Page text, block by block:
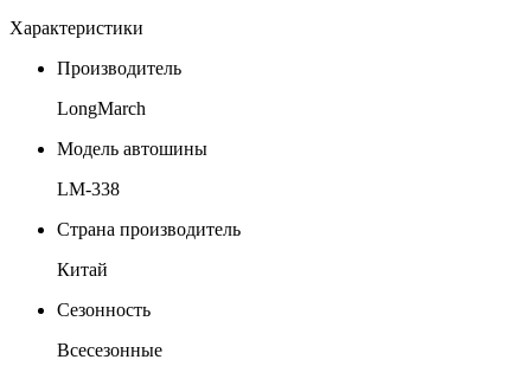
Характеристики
Производитель
LongMarch
Модель автошины
LM-338
Страна производитель
Китай
Сезонность
Всесезонные